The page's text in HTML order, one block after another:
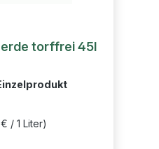
torffrei 45l
/ 1 Liter)